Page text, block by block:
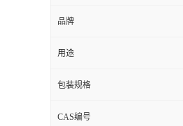
品牌
用途
包装规格
CAS编号